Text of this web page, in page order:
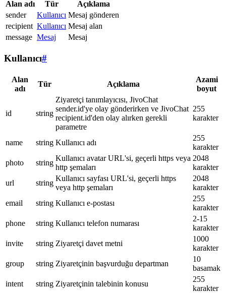
Alan adı Tür
Açıklama
sender
Kullanıcı Mesaj gönderen
recipient Kullanıcı Mesaj alan
message Mesaj Mesaj
Kullanıcı#
Alan
adı
Tür Açıklama
Azami
boyut
id string
Ziyaretçi tanımlayıcısı, JivoChat
sender.id'ye olay gönderirken ve JivoChat
recipient.id'den olay alırken gerekli
parametre
255
karakter
name string Kullanıcı adı
255
karakter
photo
string
Kullanıcı avatar URL'si, geçerli https veya
http şemaları
2048
karakter
url
string
Kullanıcı sayfası URL'si, geçerli https
veya http şemaları
2048
karakter
email
string Kullanıcı e-postası
255
karakter
phone
string Kullanıcı telefon numarası
2-15
karakter
invite
string Ziyaretçi davet metni
1000
karakter
group
string Ziyaretçinin başvurduğu departman
10
basamak
intent
string Ziyaretçinin talebinin konusu
255
karakter